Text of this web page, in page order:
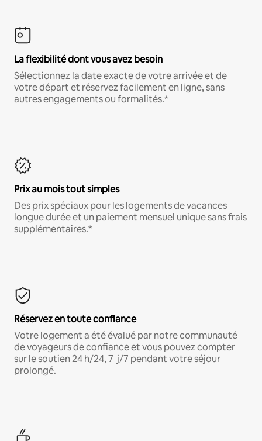
La flexibilité dont vous avez besoin
Sélectionnez la date exacte de votre arrivée et de
votre départ et réservez facilement en ligne, sans
autres engagements ou formalités.*
Prix au mois tout simples
Des prix spéciaux pour les logements de vacances
longue durée et un paiement mensuel unique sans frais
supplémentaires.*
Réservez en toute confiance
Votre logement a été évalué par notre communauté
de voyageurs de confiance et vous pouvez compter
sur le soutien 24 h/24, 7 j/7 pendant votre séjour
prolongé.